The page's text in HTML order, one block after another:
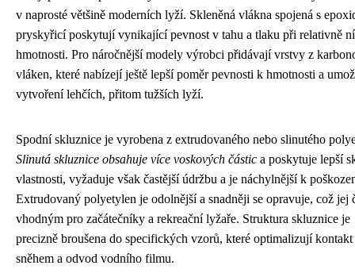
v naprosté většině moderních lyží. Skleněná vlákna spojená s
pryskyřicí poskytují vynikající pevnost v tahu a tlaku při relativně
hmotnosti. Pro náročnější modely výrobci přidávají vrstvy z
vláken, které nabízejí ještě lepší poměr pevnosti k hmotnosti a
vytvoření lehčích, přitom tužších lyží.
Spodní skluznice je vyrobena z extrudovaného nebo slinutého
Slinutá skluznice obsahuje více voskových částic a poskytuje lepší
vlastnosti, vyžaduje však častější údržbu a je náchylnější k
Extrudovaný polyetylen je odolnější a snadněji se opravuje, což jej
vhodným pro začátečníky a rekreační lyžaře. Struktura skluznice je
precizně broušena do specifických vzorů, které optimalizují kontakt
sněhem a odvod vodního filmu.